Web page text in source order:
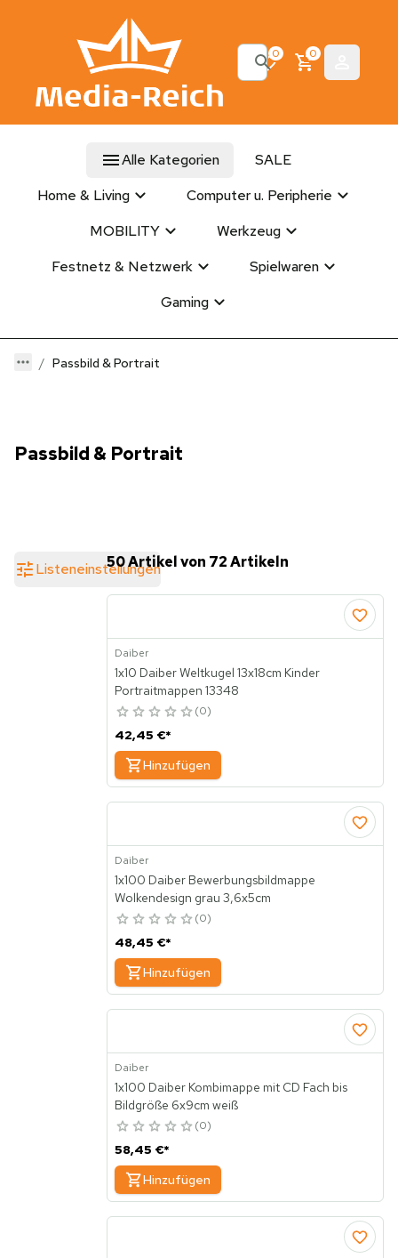
0 0
Alle Kategorien
SALE
Home & Living
Computer u. Peripherie
MOBILITY
Werkzeug
Festnetz & Netzwerk
Spielwaren
Gaming
Passbild & Portrait
Passbild & Portrait
Listeneinstellungen50 Artikel von 72 Artikeln
Daiber
1x10 Daiber Weltkugel 13x18cm Kinder
Portraitmappen 13348
0
42,45 €*
Hinzufügen
Daiber
1x100 Daiber Bewerbungsbildmappe
Wolkendesign grau 3,6x5cm
0
48,45 €*
Hinzufügen
Daiber
1x100 Daiber Kombimappe mit CD Fach bis
Bildgröße 6x9cm weiß
0
58,45 €*
Hinzufügen